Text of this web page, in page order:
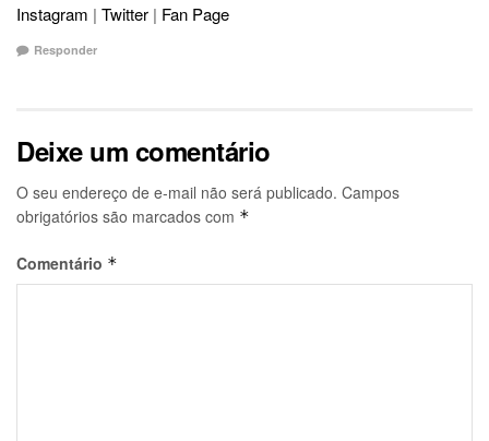
Instagram | Twitter | Fan Page
Responder
Deixe um comentário
O seu endereço de e-mail não será publicado. Campos
obrigatórios são marcados com *
Comentário *